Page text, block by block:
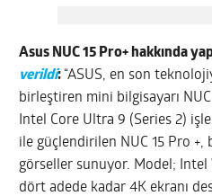
Asus NUC 15 Pro+ hakkında
verildi: “ASUS, en son
birleştiren mini bilgisayarı
Intel Core Ultra 9 (Series 2)
ile güçlendirilen NUC 15 Pro +,
görseller sunuyor. Model;
dört adede kadar 4K ekranı